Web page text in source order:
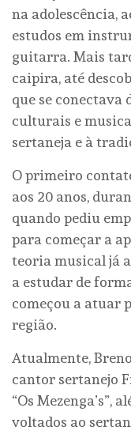
na adolescência,
estudos em
guitarra. Mais
caipira, até
que se conectava
culturais e
sertaneja e à
O primeiro
aos 20 anos,
quando pediu
para começar a
teoria musical já
a estudar de
começou a atuar
região.
Atualmente,
cantor sertanejo
“Os Mezenga’s”,
voltados ao